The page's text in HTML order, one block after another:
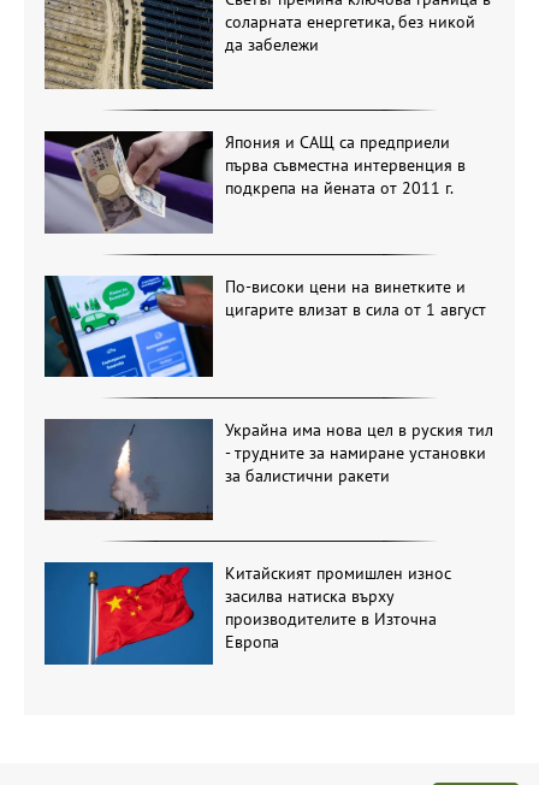
соларната енергетика, без никой
да забележи
Япония и САЩ са предприели
първа съвместна интервенция в
подкрепа на йената от 2011 г.
По-високи цени на винетките и
цигарите влизат в сила от 1 август
Украйна има нова цел в руския тил
- трудните за намиране установки
за балистични ракети
Китайският промишлен износ
засилва натиска върху
производителите в Източна
Европа